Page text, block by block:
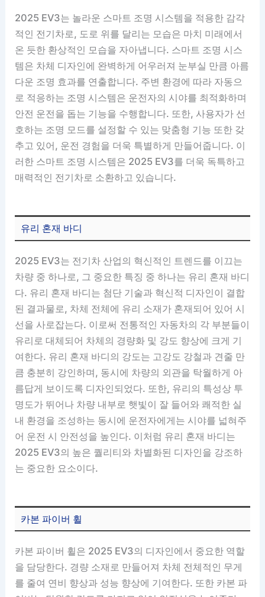
2025 EV3는 놀라운 스마트 조명 시스템을 적용한 감각
적인 전기차로, 도로 위를 달리는 모습은 마치 미래에서
온 듯한 환상적인 모습을 자아냅니다. 스마트 조명 시스
템은 차체 디자인에 완벽하게 어우러져 눈부실 만큼 아름
다운 조명 효과를 연출합니다. 주변 환경에 따라 자동으
로 적응하는 조명 시스템은 운전자의 시야를 최적화하며
안전 운전을 돕는 기능을 수행합니다. 또한, 사용자가 선
호하는 조명 모드를 설정할 수 있는 맞춤형 기능 또한 갖
추고 있어, 운전 경험을 더욱 특별하게 만들어줍니다. 이
러한 스마트 조명 시스템은 2025 EV3를 더욱 독특하고
매력적인 전기차로 소환하고 있습니다.
유리 혼재 바디
2025 EV3는 전기차 산업의 혁신적인 트렌드를 이끄는
차량 중 하나로, 그 중요한 특징 중 하나는 유리 혼재 바디
다. 유리 혼재 바디는 첨단 기술과 혁신적 디자인이 결합
된 결과물로, 차체 전체에 유리 소재가 혼재되어 있어 시
선을 사로잡는다. 이로써 전통적인 자동차의 각 부분들이
유리로 대체되어 차체의 경량화 및 강도 향상에 크게 기
여한다. 유리 혼재 바디의 강도는 고강도 강철과 견줄 만
큼 충분히 강인하며, 동시에 차량의 외관을 탁월하게 아
름답게 보이도록 디자인되었다. 또한, 유리의 특성상 투
명도가 뛰어나 차량 내부로 햇빛이 잘 들어와 쾌적한 실
내 환경을 조성하는 동시에 운전자에게는 시야를 넓혀주
어 운전 시 안전성을 높인다. 이처럼 유리 혼재 바디는
2025 EV3의 높은 퀄리티와 차별화된 디자인을 강조하
는 중요한 요소이다.
카본 파이버 휠
카본 파이버 휠은 2025 EV3의 디자인에서 중요한 역할
을 담당한다. 경량 소재로 만들어져 차체 전체적인 무게
를 줄여 연비 향상과 성능 향상에 기여한다. 또한 카본 파